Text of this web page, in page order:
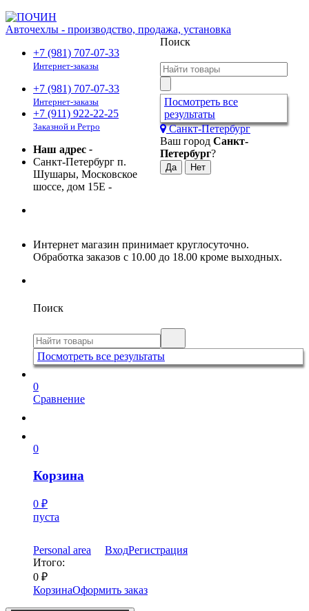
Авточехлы - производство, продажа, установка
+7 (981) 707-07-33
Интернет-заказы
+7 (981) 707-07-33
Интернет-заказы
+7 (911) 922-22-25
Заказной и Ретро
Наш адрес -
Санкт-Петербург п.
Шушары, Московское
шоссе, дом 15Е -
Поиск
Посмотреть все
результаты
Санкт-Петербург
Ваш город Санкт-
Петербург?
Интернет магазин принимает круглосуточно.
Обработка заказов с 10.00 до 18.00 кроме выходных.
Поиск
Посмотреть все результаты
0
Сравнение
0
Корзина
0 ₽
пуста
Personal area ВходРегистрация
Итого:
0 ₽
КорзинаОформить заказ